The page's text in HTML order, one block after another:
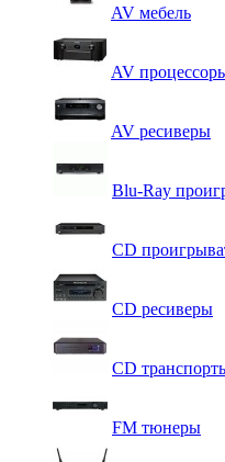
AV мебель
AV
AV ресиверы
Blu-Ray
CD
CD ресиверы
CD
FM тюнеры